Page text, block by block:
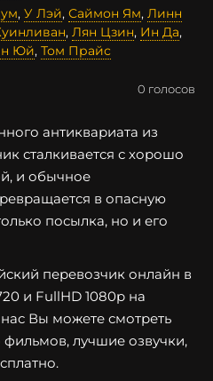
, У Лэй, Саймон Ям, Линн
, Лян Цзин, Ин Да,
Юй, Том Прайс
0 голосов
антиквариата из
сталкивается с хорошо
и обычное
в опасную
посылка, но и его
перевозчик онлайн в
и FullHD 1080p на
Вы можете смотреть
фильмов, лучшие озвучки,